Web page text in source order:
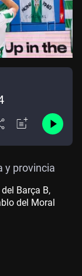
y provincia
Barça B,
del Moral